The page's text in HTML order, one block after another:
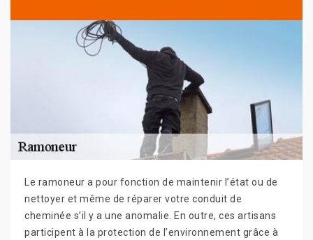
Le ramoneur a pour fonction de maintenir l’état ou de
nettoyer et même de réparer votre conduit de
cheminée s’il y a une anomalie. En outre, ces artisans
participent à la protection de l’environnement grâce à